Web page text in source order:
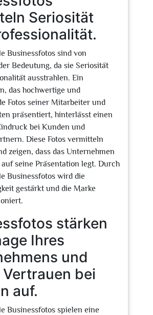
Seriosität
Businessfotos sind von
Bedeutung, da sie Seriosität
ausstrahlen. Ein
das hochwertige und
Fotos seiner Mitarbeiter und
präsentiert, hinterlässt einen
bei Kunden und
Diese Fotos vermitteln
zeigen, dass das Unternehmen
seine Präsentation legt. Durch
Businessfotos wird die
gestärkt und die Marke
stärken
Ihres
und
bei
auf.
Businessfotos spielen eine